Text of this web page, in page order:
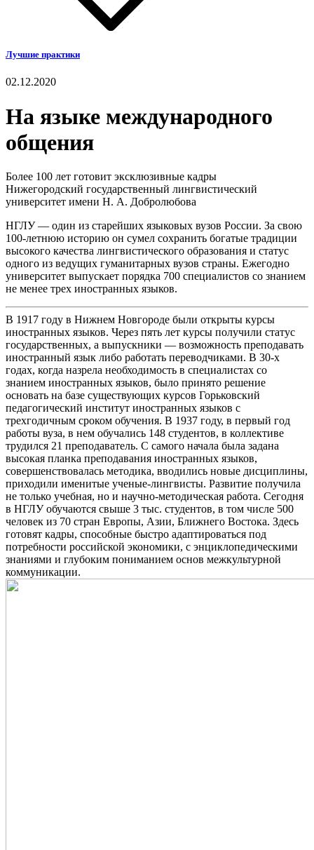
Лучшие практики
02.12.2020
На языке международного
общения
Более 100 лет готовит эксклюзивные кадры
Нижегородский государственный лингвистический
университет имени Н. А. Добролюбова
НГЛУ — один из старейших языковых вузов России. За свою
100-летнюю историю он сумел сохранить богатые традиции
высокого качества лингвистического образования и статус
одного из ведущих гуманитарных вузов страны. Ежегодно
университет выпускает порядка 700 специалистов со знанием
не менее трех иностранных языков.
В 1917 году в Нижнем Новгороде были открыты курсы
иностранных языков. Через пять лет курсы получили статус
государственных, а выпускники — возможность преподавать
иностранный язык либо работать переводчиками. В 30-х
годах, когда назрела необходимость в специалистах со
знанием иностранных языков, было принято решение
основать на базе существующих курсов Горьковский
педагогический институт иностранных языков с
трехгодичным сроком обучения. В 1937 году, в первый год
работы вуза, в нем обучались 148 студентов, в коллективе
трудился 21 преподаватель. С самого начала была задана
высокая планка преподавания иностранных языков,
совершенствовалась методика, вводились новые дисциплины,
приходили именитые ученые-лингвисты. Развитие получила
не только учебная, но и научно-методическая работа. Сегодня
в НГЛУ обучаются свыше 3 тыс. студентов, в том числе 500
человек из 70 стран Европы, Азии, Ближнего Востока. Здесь
готовят кадры, способные быстро адаптироваться под
потребности российской экономики, с энциклопедическими
знаниями и глубоким пониманием основ межкультурной
коммуникации.